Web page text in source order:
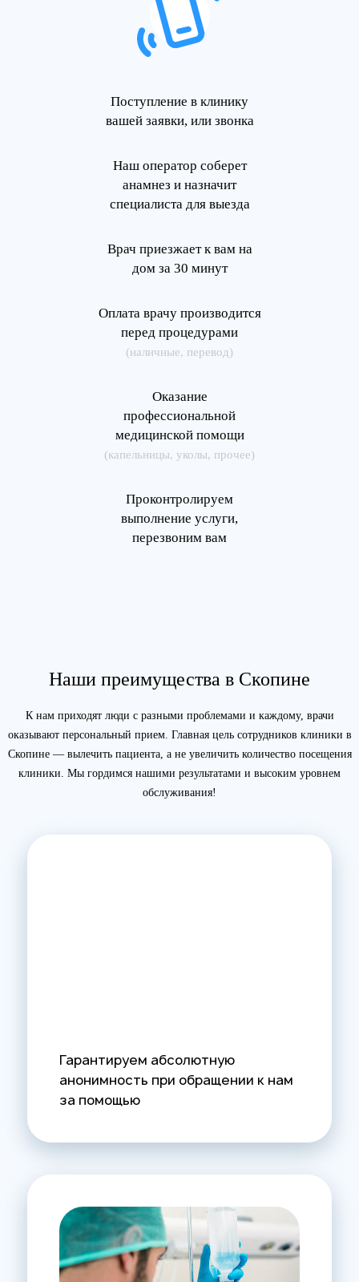
Поступление в клинику
вашей заявки, или звонка
Наш оператор соберет
анамнез и назначит
специалиста для выезда
Врач приезжает к вам на
дом за 30 минут
Оплата врачу производится
перед процедурами
(наличные, перевод)
Оказание
профессиональной
медицинской помощи
(капельницы, уколы, прочее)
Проконтролируем
выполнение услуги,
перезвоним вам
Наши преимущества в Скопине
К нам приходят люди с разными проблемами и каждому, врачи
оказывают персональный прием. Главная цель сотрудников клиники в
Скопине — вылечить пациента, а не увеличить количество посещения
клиники. Мы гордимся нашими результатами и высоким уровнем
обслуживания!
Гарантируем абсолютную
анонимность при обращении к нам
за помощью